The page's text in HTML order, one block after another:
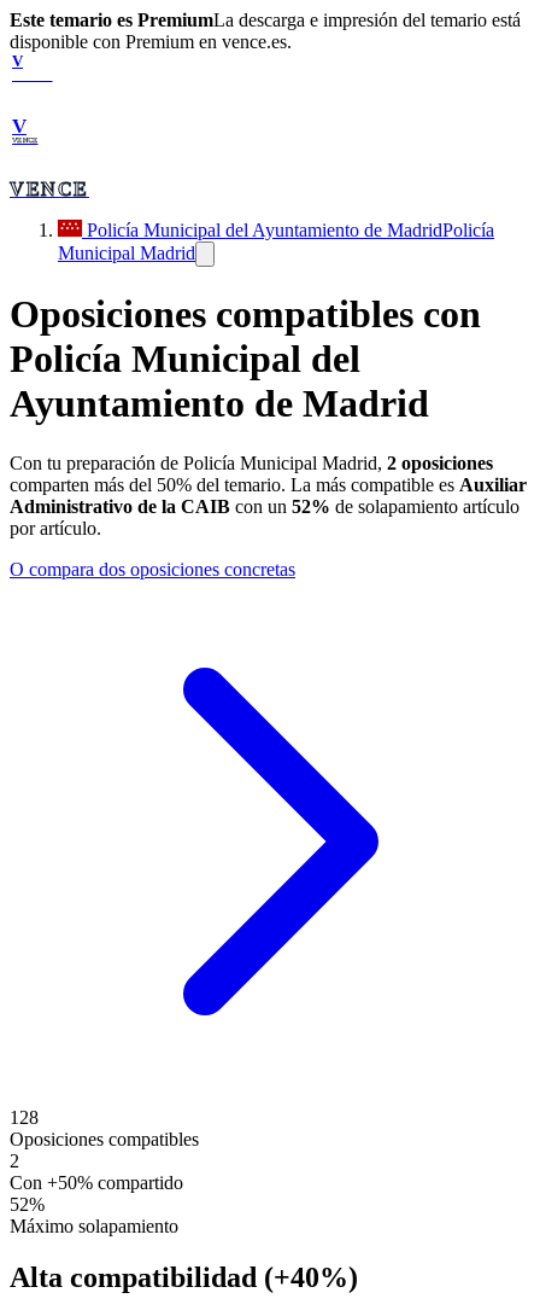
Este temario es PremiumLa descarga e impresión del temario está
disponible con Premium en vence.es.
V
V
VENCE
VENCE
Policía Municipal del Ayuntamiento de MadridPolicía
Municipal Madrid
Oposiciones compatibles con
Policía Municipal del
Ayuntamiento de Madrid
Con tu preparación de Policía Municipal Madrid, 2 oposiciones
comparten más del 50% del temario. La más compatible es Auxiliar
Administrativo de la CAIB con un 52% de solapamiento artículo
por artículo.
O compara dos oposiciones concretas
128
Oposiciones compatibles
2
Con +50% compartido
52%
Máximo solapamiento
Alta compatibilidad (+40%)